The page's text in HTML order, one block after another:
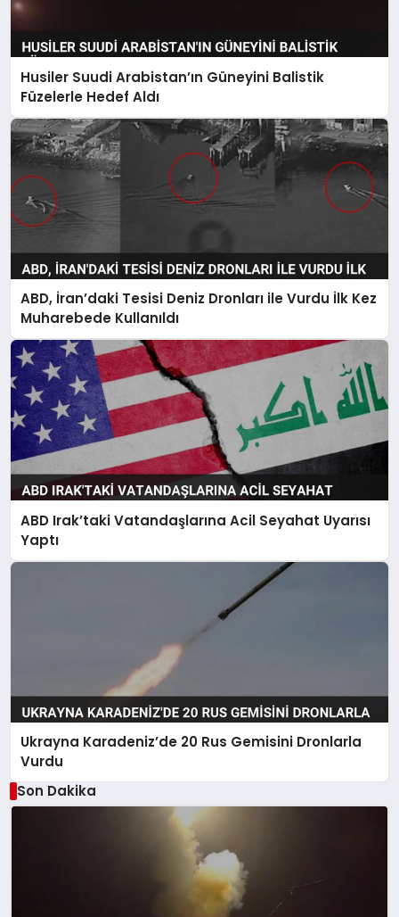
Husiler Suudi Arabistan’ın Güneyini Balistik
Füzelerle Hedef Aldı
ABD, İran’daki Tesisi Deniz Dronları ile Vurdu İlk Kez
Muharebede Kullanıldı
ABD Irak’taki Vatandaşlarına Acil Seyahat Uyarısı
Yaptı
Ukrayna Karadeniz’de 20 Rus Gemisini Dronlarla
Vurdu
Son Dakika